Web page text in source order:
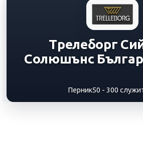
Трелеборг
Солюшънс
Перник50 - 300